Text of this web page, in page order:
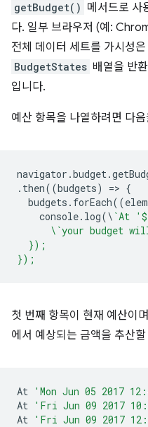
getBudget() 메서드로 사
다. 일부 브라우저 (예:
전체 데이터 세트를 가시성
BudgetStates 배열을 반
입니다.
예산 항목을 나열하려면 다
navigator .budget.
. then((budgets) => {
budgets . forEach((
console. log(\ `At '
\`your budget
  });
});
첫 번째 항목이 현재 예산이
에서 예상되는 금액을 추산
At 'Mon Jun 05 2017
At 'Fri Jun 09 2017
At 'Fri Jun 09 2017